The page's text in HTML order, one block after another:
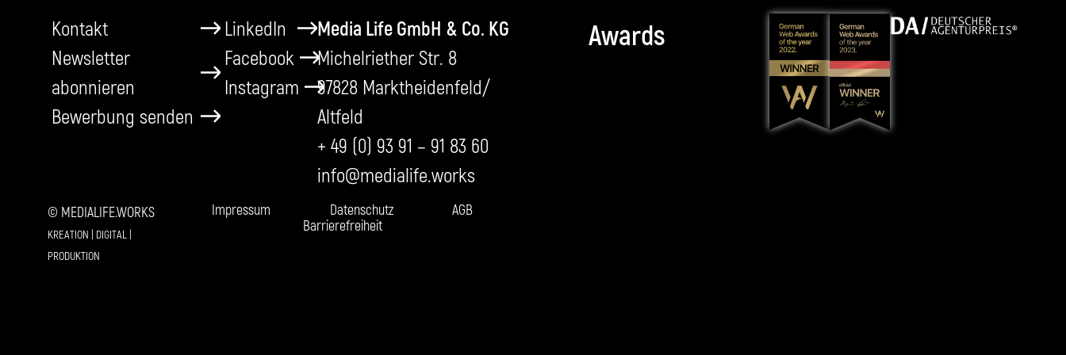
Kontakt
Newsletter
abonnieren
Bewerbung senden
LinkedIn
Facebook
Instagram
Media Life GmbH & Co. KG
Michelriether Str. 8
97828 Marktheidenfeld/
Altfeld
+ 49 (0) 93 91 – 91 83 60
info@medialife.works
Awards
© MEDIALIFE.WORKS
KREATION | DIGITAL |
PRODUKTION
Impressum Datenschutz
AGB
Barrierefreiheit